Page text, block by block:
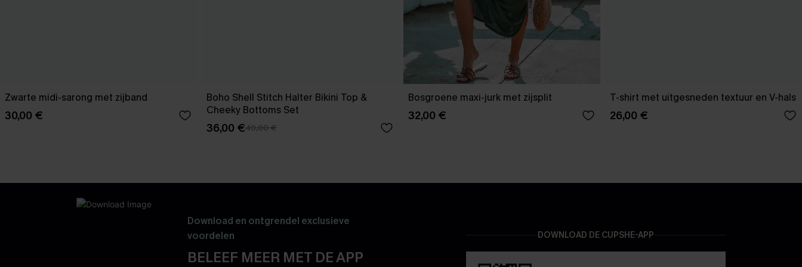
Zwarte midi-sarong met zijband
30,00 €
Boho Shell Stitch Halter Bikini Top &
Cheeky Bottoms Set
36,00 €40,00 €
Bosgroene maxi-jurk met zijsplit
32,00 €
T-shirt met uitgesneden textuur en V-hals
26,00 €
Download en ontgrendel exclusieve
voordelen
BELEEF MEER MET DE APP
DOWNLOAD DE CUPSHE-APP